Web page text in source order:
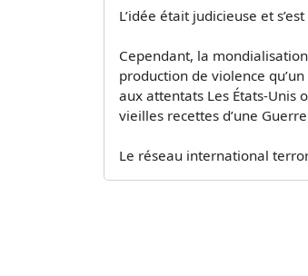
L’idée était judicieuse et
Cependant, la
production de violence
aux attentats Les États-Unis
vieilles recettes d’une
Le réseau international